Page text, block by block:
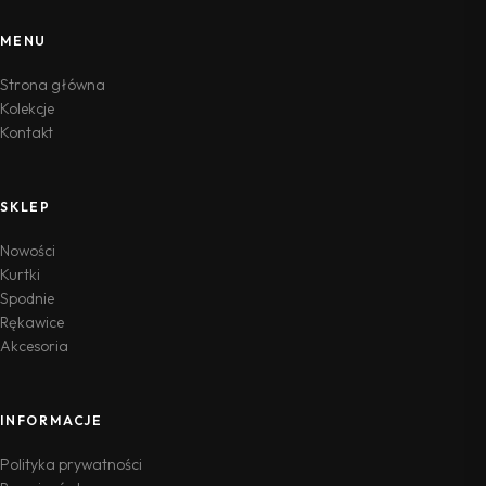
MENU
Strona główna
Kolekcje
Kontakt
SKLEP
Nowości
Kurtki
Spodnie
Rękawice
Akcesoria
INFORMACJE
Polityka prywatności